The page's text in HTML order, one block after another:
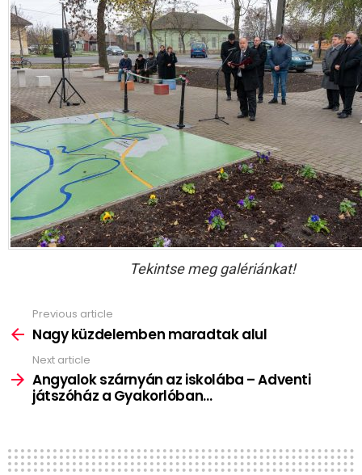
Tekintse meg galériánkat!
more
Previous article
Nagy küzdelemben maradtak alul
Next article
Angyalok szárnyán az iskolába – Adventi
játszóház a Gyakorlóban…